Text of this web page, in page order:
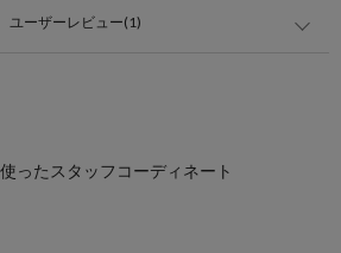
ユーザーレビュー(1)